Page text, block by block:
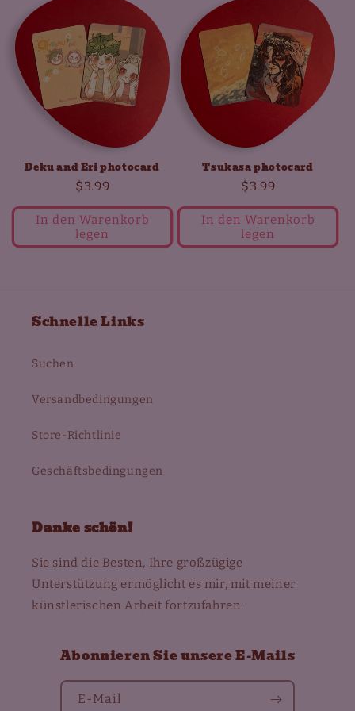
Deku and Eri photocard
Normaler
Preis
$3.99
In den Warenkorb
legen
Tsukasa photocard
Normaler
Preis
$3.99
In den Warenkorb
legen
Schnelle Links
Suchen
Versandbedingungen
Store-Richtlinie
Geschäftsbedingungen
Danke schön!
Sie sind die Besten, Ihre großzügige
Unterstützung ermöglicht es mir, mit meiner
künstlerischen Arbeit fortzufahren.
Abonnieren Sie unsere E-Mails
E-Mail